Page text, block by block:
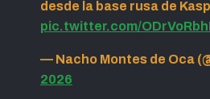
desde la base rusa de
pic.twitter.com/
— Nacho Montes de Oca
2026